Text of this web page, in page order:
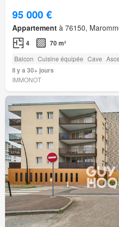
95 000 €
Appartement à 76150,
4 70 m²
Balcon Cuisine équipée Cave
Il y a 30+ jours
IMMONOT